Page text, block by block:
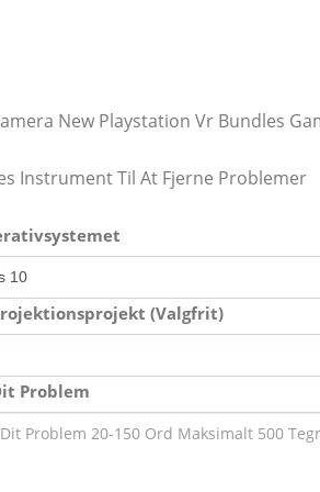
New Playstation Vr Bundles
Instrument Til At Fjerne Problemer
(Valgfrit)
Problem